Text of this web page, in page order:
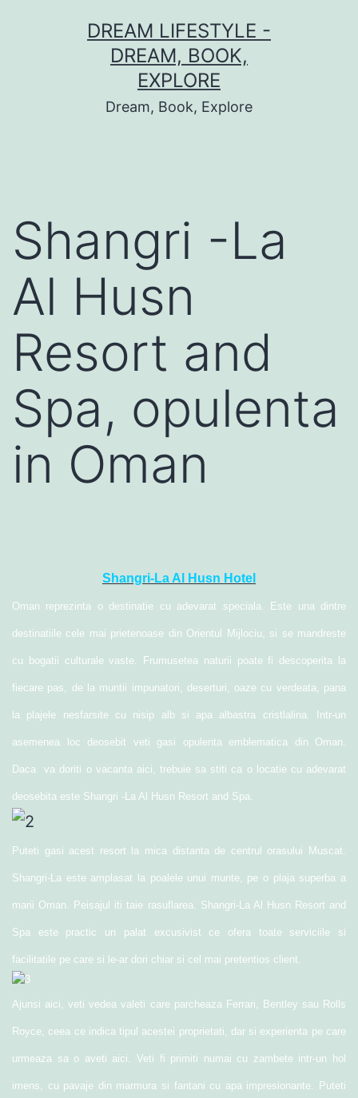
DREAM LIFESTYLE -
DREAM, BOOK,
EXPLORE
Dream, Book, Explore
Shangri -La
Al Husn
Resort and
Spa, opulenta
in Oman
Shangri-La Al Husn Hotel
Oman reprezinta o destinatie cu adevarat speciala. Este una dintre
destinatiile cele mai prietenoase din Orientul Mijlociu, si se mandreste
cu bogatii culturale vaste. Frumusetea naturii poate fi descoperita la
fiecare pas, de la muntii impunatori, deserturi, oaze cu verdeata, pana
la plajele nesfarsite cu nisip alb si apa albastra cristlalina. Intr-un
asemenea loc deosebit veti gasi opulenta emblematica din Oman.
Daca va doriti o vacanta aici, trebuie sa stiti ca o locatie cu adevarat
deosebita este Shangri -La Al Husn Resort and Spa.
Puteti gasi acest resort la mica distanta de centrul orasului Muscat.
Shangri-La este amplasat la poalele unui munte, pe o plaja superba a
marii Oman. Peisajul iti taie rasuflarea. Shangri-La Al Husn Resort and
Spa este practic un palat excusivist ce ofera toate serviciile si
facilitatile pe care si le-ar dori chiar si cel mai pretentios client.
Ajunsi aici, veti vedea valeti care parcheaza Ferrari, Bentley sau Rolls
Royce, ceea ce indica tipul acestei proprietati, dar si experienta pe care
urmeaza sa o aveti aici. Veti fi primiti numai cu zambete intr-un hol
imens, cu pavaje din marmura si fantani cu apa impresionante. Puteti